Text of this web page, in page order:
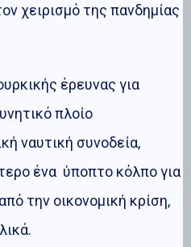
χειρισμό της πανδημίας
έρευνας για
πλοίο
ναυτική συνοδεία,
ένα ύποπτο κόλπο για
την οικονομική κρίση,